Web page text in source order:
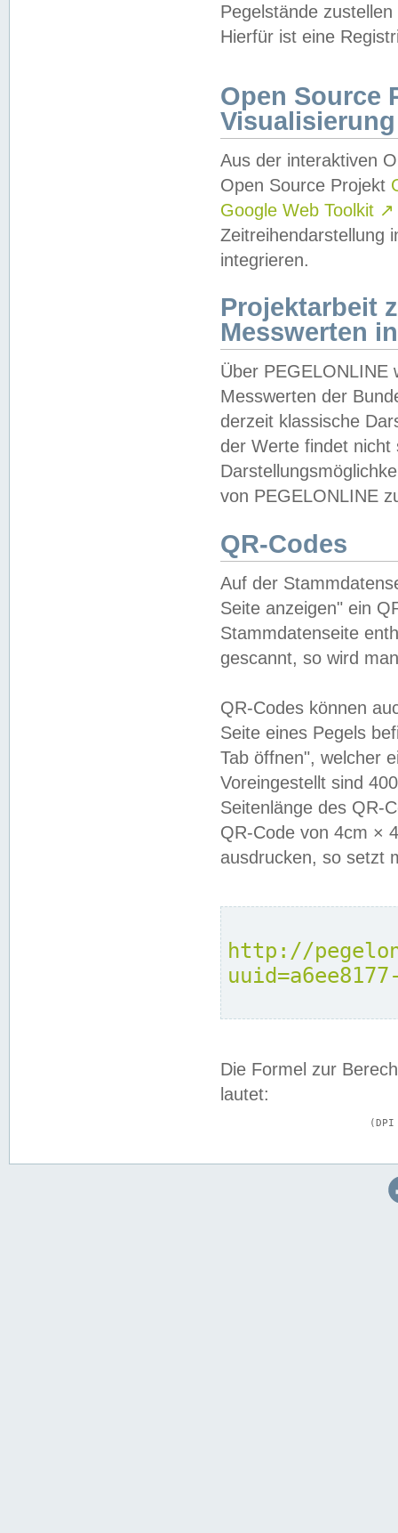
Pegelstände
Hierfür ist eine
Open Source
Visualisierung
Aus der interaktiven
Open Source Projekt
Google Web Toolkit ↗
Zeitreihendarstellung
integrieren.
Projektarbeit
Messwerten
Über PEGELONLINE
Messwerten der
derzeit klassische
der Werte findet
von PEGELONLINE
QR-Codes
Auf der
Seite anzeigen" ein
Stammdatenseite
gescannt, so wird
QR-Codes können
Seite eines Pegels
Tab öffnen", welcher
Voreingestellt sind
Seitenlänge des QR-
QR-Code von 4cm ×
ausdrucken, so setzt
http://
Die Formel zur
lautet: